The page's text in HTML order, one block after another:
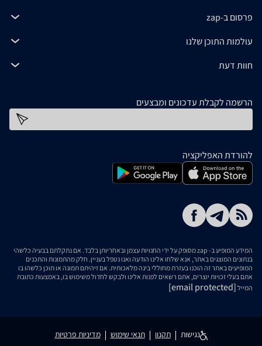
פרסום ב-zap
עולמות התוכן שלנו
חוות דעת
הרשמה לקבלת עדכונים ומבצעים
להורדת האפליקציה
המידע המופיע ב- zap מסופק על ידי החנויות עצמן ובאחריותן בלבד. אם נתקלתם בבעיה כלשהי
בנתונים המוצגים באתר, אנא שלחו אלינו הודעה ואנו נטפל בעניין. חלק מהתמונות והתכנים
המופיעים באתר זה הוכנו בעזרת מחוללי בינה מלאכותית. אם זיהיתם תמונה או תוכן כלשהו בו
אתם בעלי זכויות יוצרים, אתם רשאים לפנות אלינו ולבקש לחדול משימוש בו, באמצעות כתובת
המייל [email protected]
נגישות תקנון תנאי שימוש מדיניות פרטיות